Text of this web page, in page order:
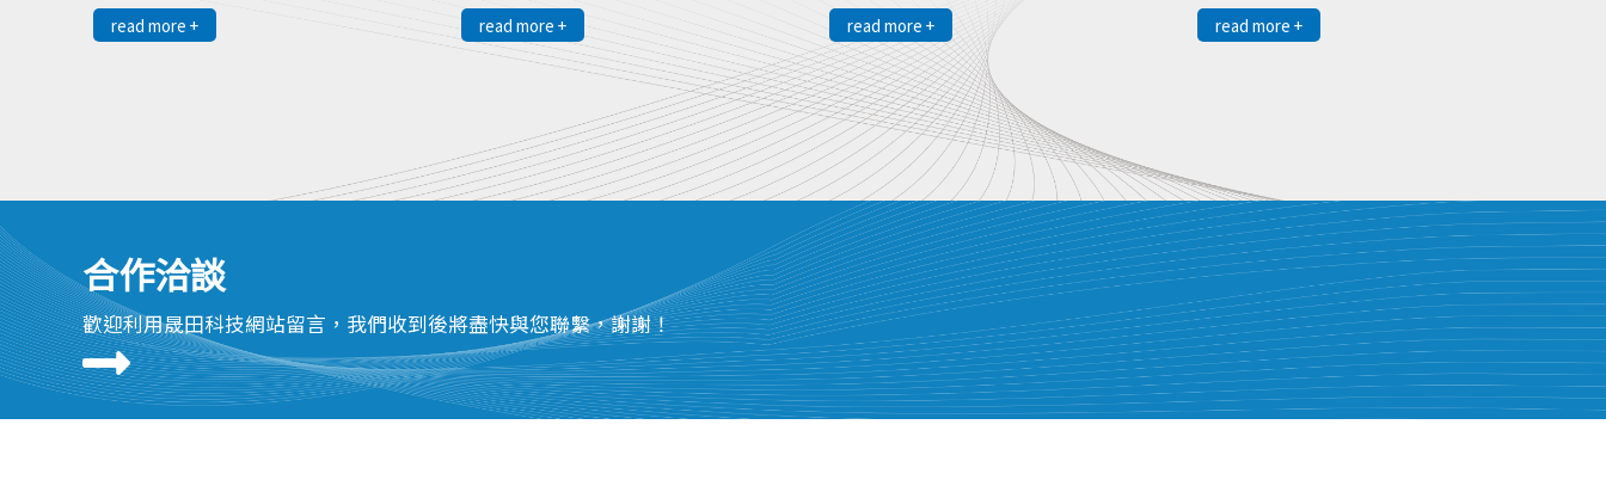
read more + read more + read more + read more +
合作洽談
歡迎利用晟田科技網站留言，我們收到後將盡快與您聯繫，謝謝！